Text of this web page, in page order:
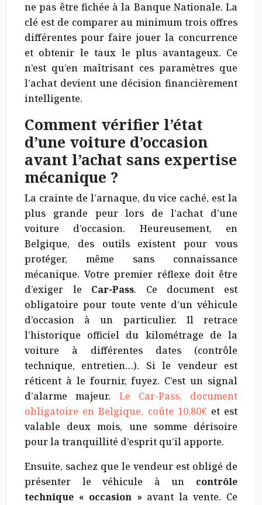
ne pas être fichée à la Banque Nationale. La
clé est de comparer au minimum trois offres
différentes pour faire jouer la concurrence
et obtenir le taux le plus avantageux. Ce
n’est qu’en maîtrisant ces paramètres que
l’achat devient une décision financièrement
intelligente.
Comment vérifier l’état
d’une voiture d’occasion
avant l’achat sans expertise
mécanique ?
La crainte de l’arnaque, du vice caché, est la
plus grande peur lors de l’achat d’une
voiture d’occasion. Heureusement, en
Belgique, des outils existent pour vous
protéger, même sans connaissance
mécanique. Votre premier réflexe doit être
d’exiger le Car-Pass. Ce document est
obligatoire pour toute vente d’un véhicule
d’occasion à un particulier. Il retrace
l’historique officiel du kilométrage de la
voiture à différentes dates (contrôle
technique, entretien…). Si le vendeur est
réticent à le fournir, fuyez. C’est un signal
d’alarme majeur. Le Car-Pass, document
obligatoire en Belgique, coûte 10,80€ et est
valable deux mois, une somme dérisoire
pour la tranquillité d’esprit qu’il apporte.
Ensuite, sachez que le vendeur est obligé de
présenter le véhicule à un contrôle
technique « occasion » avant la vente. Ce